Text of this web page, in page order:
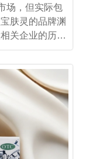
场，但实际包
肤灵的品牌渊
关企业的历史